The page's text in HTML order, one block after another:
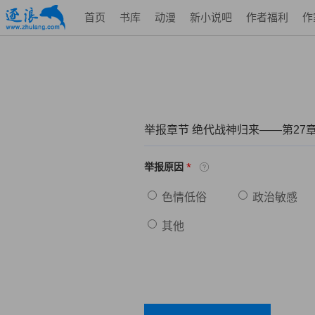
首页 书库 动漫 新小说吧 作者福利 作
举报章节 绝代战神归来——第
举报原因 *
色情低俗 政治敏感
其他